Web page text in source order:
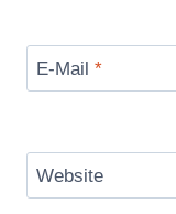
E-Mail *
Website